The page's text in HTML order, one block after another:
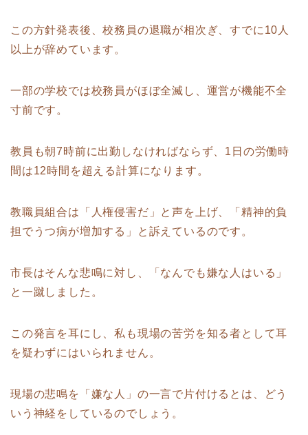
この方針発表後、校務員の退職が相次ぎ、すでに10人
以上が辞めています。
一部の学校では校務員がほぼ全滅し、運営が機能不全
寸前です。
教員も朝7時前に出勤しなければならず、1日の労働時
間は12時間を超える計算になります。
教職員組合は「人権侵害だ」と声を上げ、「精神的負
担でうつ病が増加する」と訴えているのです。
市長はそんな悲鳴に対し、「なんでも嫌な人はいる」
と一蹴しました。
この発言を耳にし、私も現場の苦労を知る者として耳
を疑わずにはいられません。
現場の悲鳴を「嫌な人」の一言で片付けるとは、どう
いう神経をしているのでしょう。